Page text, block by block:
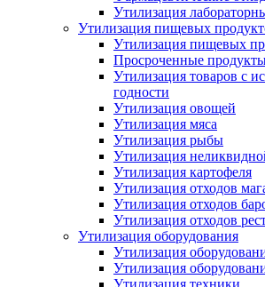
Утилизация
Утилизация пищевых
Утилизация пищевых
Просроченные
Утилизация товаров с
годности
Утилизация овощей
Утилизация мяса
Утилизация рыбы
Утилизация
Утилизация картофеля
Утилизация отходов
Утилизация отходов
Утилизация отходов
Утилизация оборудования
Утилизация
Утилизация
Утилизация техники